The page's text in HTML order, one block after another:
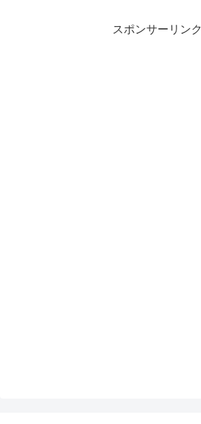
スポンサーリンク